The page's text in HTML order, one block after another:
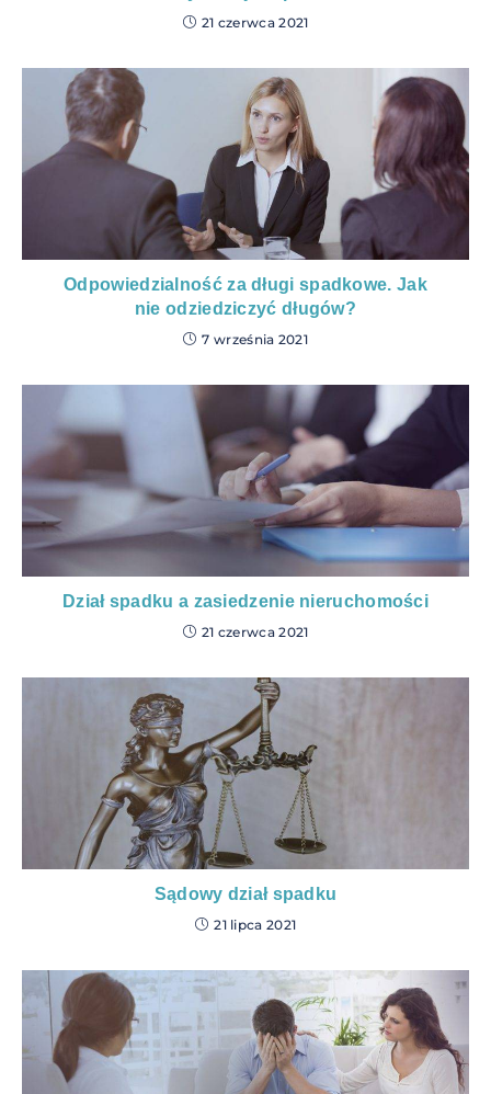
21 czerwca 2021
Odpowiedzialność za długi spadkowe. Jak
nie odziedziczyć długów?
7 września 2021
Dział spadku a zasiedzenie nieruchomości
21 czerwca 2021
Sądowy dział spadku
21 lipca 2021